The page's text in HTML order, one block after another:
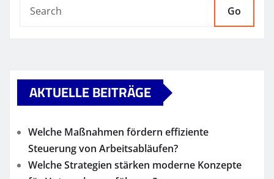
Go
AKTUELLE BEITRÄGE
Welche Maßnahmen fördern effiziente
Steuerung von Arbeitsabläufen?
Welche Strategien stärken moderne Konzepte